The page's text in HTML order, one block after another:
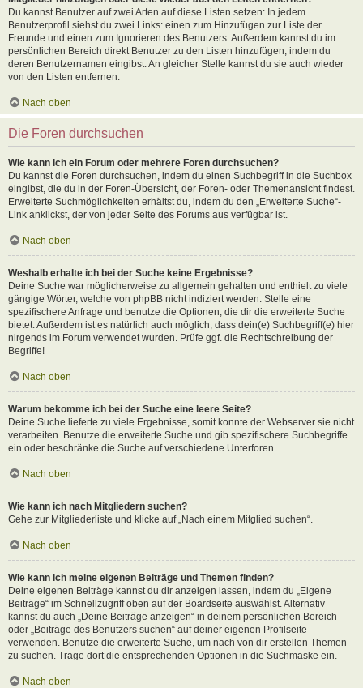
Du kannst Benutzer auf zwei Arten auf diese Listen setzen: In jedem
Benutzerprofil siehst du zwei Links: einen zum Hinzufügen zur Liste der
Freunde und einen zum Ignorieren des Benutzers. Außerdem kannst du im
persönlichen Bereich direkt Benutzer zu den Listen hinzufügen, indem du
deren Benutzernamen eingibst. An gleicher Stelle kannst du sie auch wieder
von den Listen entfernen.
Nach oben
Die Foren durchsuchen
Wie kann ich ein Forum oder mehrere Foren durchsuchen?
Du kannst die Foren durchsuchen, indem du einen Suchbegriff in die Suchbox
eingibst, die du in der Foren-Übersicht, der Foren- oder Themenansicht findest.
Erweiterte Suchmöglichkeiten erhältst du, indem du den „Erweiterte Suche“-
Link anklickst, der von jeder Seite des Forums aus verfügbar ist.
Nach oben
Weshalb erhalte ich bei der Suche keine Ergebnisse?
Deine Suche war möglicherweise zu allgemein gehalten und enthielt zu viele
gängige Wörter, welche von phpBB nicht indiziert werden. Stelle eine
spezifischere Anfrage und benutze die Optionen, die dir die erweiterte Suche
bietet. Außerdem ist es natürlich auch möglich, dass dein(e) Suchbegriff(e) hier
nirgends im Forum verwendet wurden. Prüfe ggf. die Rechtschreibung der
Begriffe!
Nach oben
Warum bekomme ich bei der Suche eine leere Seite?
Deine Suche lieferte zu viele Ergebnisse, somit konnte der Webserver sie nicht
verarbeiten. Benutze die erweiterte Suche und gib spezifischere Suchbegriffe
ein oder beschränke die Suche auf verschiedene Unterforen.
Nach oben
Wie kann ich nach Mitgliedern suchen?
Gehe zur Mitgliederliste und klicke auf „Nach einem Mitglied suchen“.
Nach oben
Wie kann ich meine eigenen Beiträge und Themen finden?
Deine eigenen Beiträge kannst du dir anzeigen lassen, indem du „Eigene
Beiträge“ im Schnellzugriff oben auf der Boardseite auswählst. Alternativ
kannst du auch „Deine Beiträge anzeigen“ in deinem persönlichen Bereich
oder „Beiträge des Benutzers suchen“ auf deiner eigenen Profilseite
verwenden. Benutze die erweiterte Suche, um nach von dir erstellen Themen
zu suchen. Trage dort die entsprechenden Optionen in die Suchmaske ein.
Nach oben